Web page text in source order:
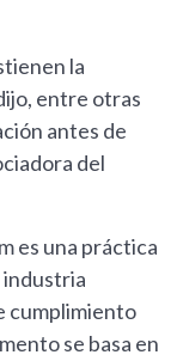
la
entre otras
antes de
del
es una práctica
industria
cumplimiento
se basa en